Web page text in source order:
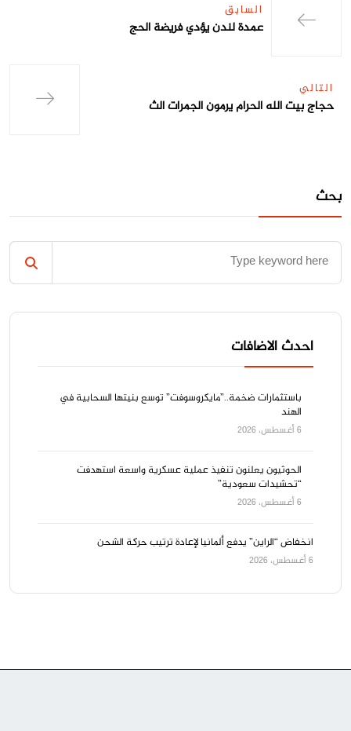
السابق
عمدة لندن يؤدي فريضة الحج
التالي
حجاج بيت الله الحرام يرمون الجمرات الث
بحث
احدث الاضافات
باستثمارات ضخمة..”مايكروسوفت” توسع بنيتها السحابية في
الهند
6 أغسطس، 2026
الحوثيون يعلنون تنفيذ عملية عسكرية واسعة استهدفت
“تحشيدات سعودية”
6 أغسطس، 2026
انخفاض “الراين” يدفع ألمانيا لإعادة ترتيب حركة الشحن
6 أغسطس، 2026